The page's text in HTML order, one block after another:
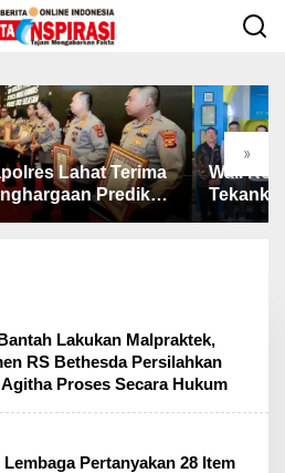
»
Wali Kota Tebing Tinggi
Tekankan Pentingnya
SP3 Catin Cegah
Lakukan Malpraktek,
RS Bethesda Persilahkan
Proses Secara Hukum
Pertanyakan 28 Item